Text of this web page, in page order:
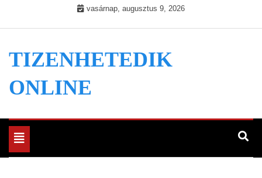
vasárnap, augusztus 9, 2026
TIZENHETEDIK
ONLINE
Toggle
navigation